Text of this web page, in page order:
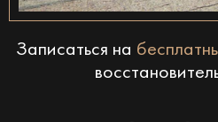
Записаться на